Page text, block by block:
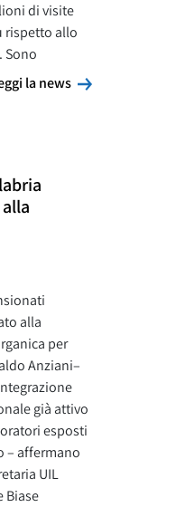
di visite
rispetto allo
Sono
la news
Leggi la news
alla
per
Anziani–
già attivo
esposti
– affermano
UIL
Biase